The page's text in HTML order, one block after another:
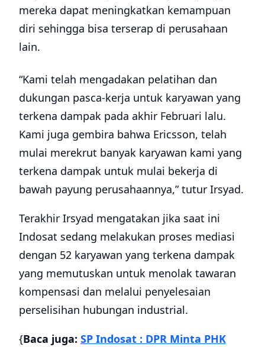
mereka dapat meningkatkan kemampuan
diri sehingga bisa terserap di perusahaan
lain.
“Kami telah mengadakan pelatihan dan
dukungan pasca-kerja untuk karyawan yang
terkena dampak pada akhir Februari lalu.
Kami juga gembira bahwa Ericsson, telah
mulai merekrut banyak karyawan kami yang
terkena dampak untuk mulai bekerja di
bawah payung perusahaannya,” tutur Irsyad.
Terakhir Irsyad mengatakan jika saat ini
Indosat sedang melakukan proses mediasi
dengan 52 karyawan yang terkena dampak
yang memutuskan untuk menolak tawaran
kompensasi dan melalui penyelesaian
perselisihan hubungan industrial.
{Baca juga: SP Indosat : DPR Minta PHK